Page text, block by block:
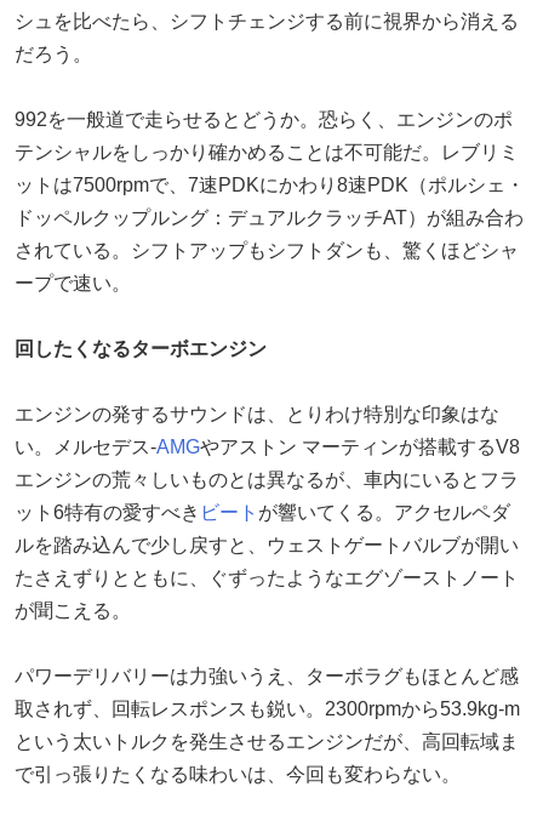
シュを比べたら、シフトチェンジする前に視界から消える
だろう。
992を一般道で走らせるとどうか。恐らく、エンジンのポ
テンシャルをしっかり確かめることは不可能だ。レブリミ
ットは7500rpmで、7速PDKにかわり8速PDK（ポルシェ・
ドッペルクップルング：デュアルクラッチAT）が組み合わ
されている。シフトアップもシフトダンも、驚くほどシャ
ープで速い。
回したくなるターボエンジン
エンジンの発するサウンドは、とりわけ特別な印象はな
い。メルセデス-AMGやアストン マーティンが搭載するV8
エンジンの荒々しいものとは異なるが、車内にいるとフラ
ット6特有の愛すべき ビート が響いてくる。アクセルペダ
ルを踏み込んで少し戻すと、ウェストゲートバルブが開い
たさえずりとともに、ぐずったようなエグゾーストノート
が聞こえる。
パワーデリバリーは力強いうえ、ターボラグもほとんど感
取されず、回転レスポンスも鋭い。2300rpmから53.9kg-m
という太いトルクを発生させるエンジンだが、高回転域ま
で引っ張りたくなる味わいは、今回も変わらない。